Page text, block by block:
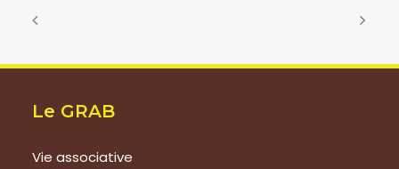
Le GRAB
Vie associative